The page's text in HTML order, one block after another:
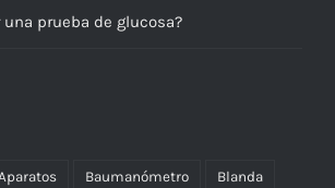
una prueba de glucosa?
Baumanómetro Blanda